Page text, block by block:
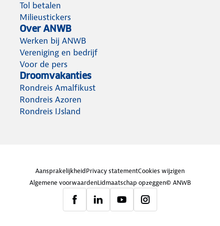
Tol betalen
Milieustickers
Over ANWB
Werken bij ANWB
Vereniging en bedrijf
Voor de pers
Droomvakanties
Rondreis Amalfikust
Rondreis Azoren
Rondreis IJsland
AansprakelijkheidPrivacy statementCookies wijzigen
Algemene voorwaardenLidmaatschap opzeggen© ANWB